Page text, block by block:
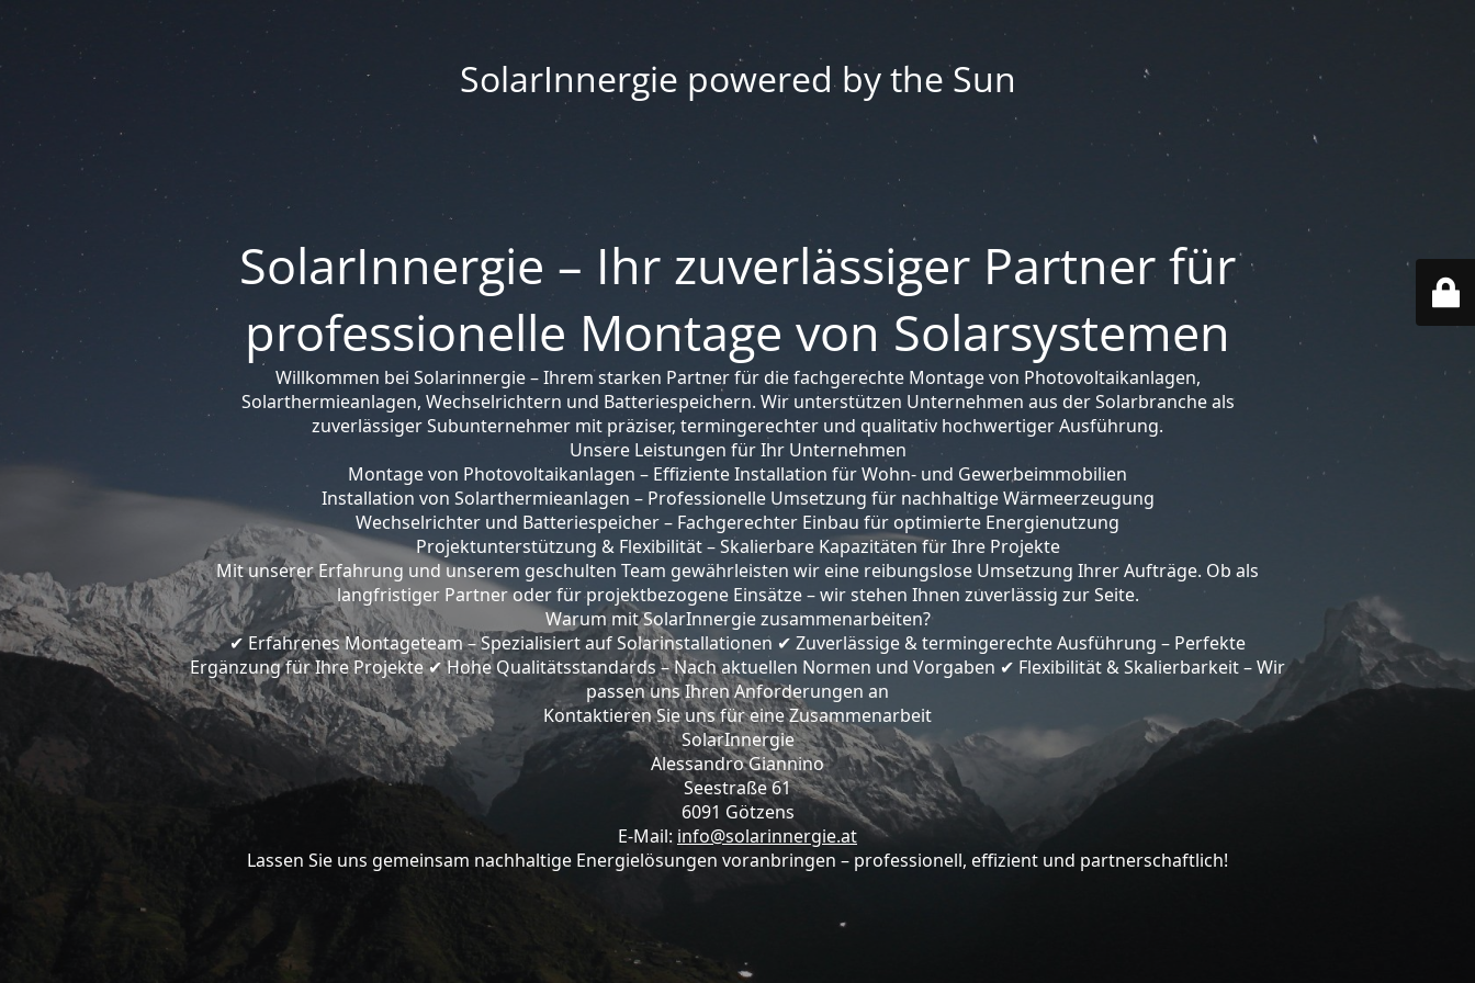
SolarInnergie powered by the Sun
SolarInnergie – Ihr zuverlässiger Partner für
professionelle Montage von Solarsystemen
Willkommen bei Solarinnergie – Ihrem starken Partner für die fachgerechte Montage von Photovoltaikanlagen,
Solarthermieanlagen, Wechselrichtern und Batteriespeichern. Wir unterstützen Unternehmen aus der Solarbranche als
zuverlässiger Subunternehmer mit präziser, termingerechter und qualitativ hochwertiger Ausführung.
Unsere Leistungen für Ihr Unternehmen
Montage von Photovoltaikanlagen – Effiziente Installation für Wohn- und Gewerbeimmobilien
Installation von Solarthermieanlagen – Professionelle Umsetzung für nachhaltige Wärmeerzeugung
Wechselrichter und Batteriespeicher – Fachgerechter Einbau für optimierte Energienutzung
Projektunterstützung & Flexibilität – Skalierbare Kapazitäten für Ihre Projekte
Mit unserer Erfahrung und unserem geschulten Team gewährleisten wir eine reibungslose Umsetzung Ihrer Aufträge. Ob als
langfristiger Partner oder für projektbezogene Einsätze – wir stehen Ihnen zuverlässig zur Seite.
Warum mit SolarInnergie zusammenarbeiten?
✔ Erfahrenes Montageteam – Spezialisiert auf Solarinstallationen ✔ Zuverlässige & termingerechte Ausführung – Perfekte
Ergänzung für Ihre Projekte✔Hohe Qualitätsstandards – Nach aktuellen Normen und Vorgaben ✔ Flexibilität & Skalierbarkeit – Wir
passen uns Ihren Anforderungen an
Kontaktieren Sie uns für eine Zusammenarbeit
SolarInnergie
Alessandro Giannino
Seestraße 61
6091 Götzens
E-Mail: info@solarinnergie.at
Lassen Sie uns gemeinsam nachhaltige Energielösungen voranbringen – professionell, effizient und partnerschaftlich!